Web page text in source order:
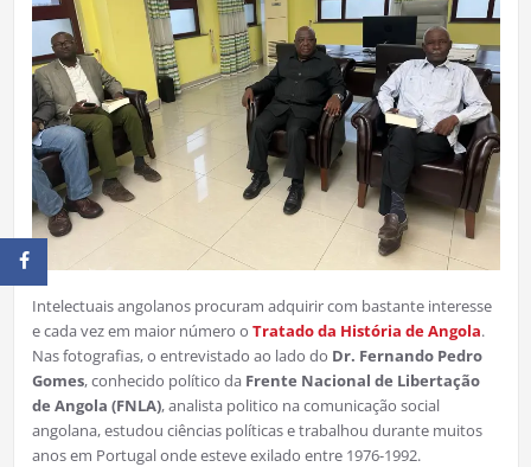
Intelectuais angolanos procuram adquirir com bastante interesse
e cada vez em maior número o Tratado da História de Angola.
Nas fotografias, o entrevistado ao lado do Dr. Fernando Pedro
Gomes, conhecido político da Frente Nacional de Libertação
de Angola (FNLA), analista politico na comunicação social
angolana, estudou ciências políticas e trabalhou durante muitos
anos em Portugal onde esteve exilado entre 1976-1992.